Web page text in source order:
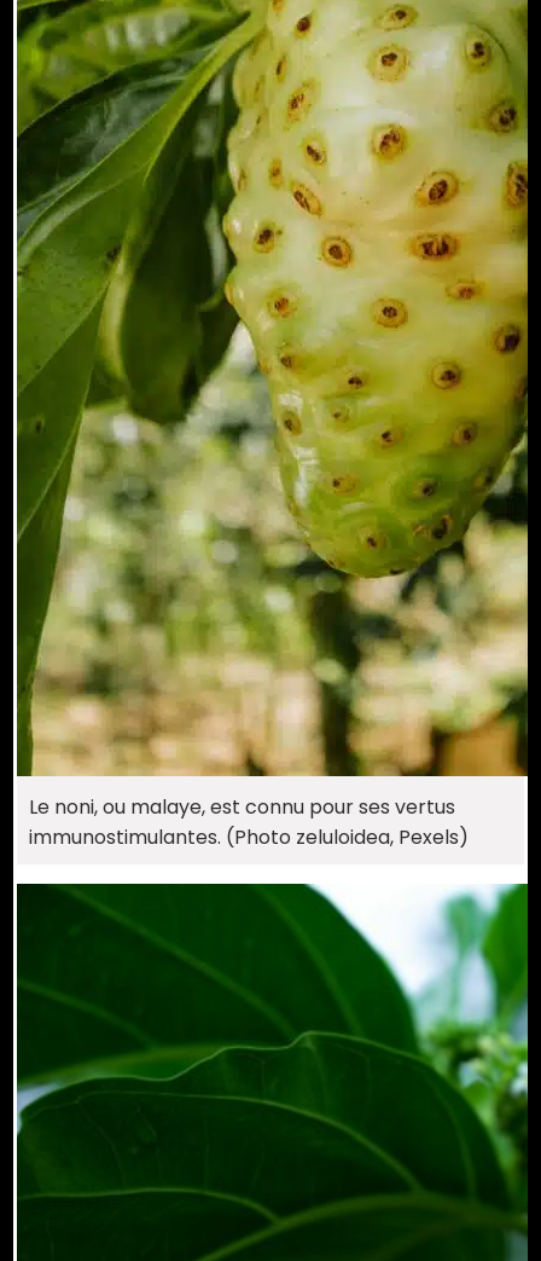
Le noni, ou malaye, est connu pour ses vertus
immunostimulantes. (Photo zeluloidea, Pexels)